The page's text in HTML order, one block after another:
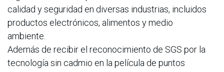
calidad y seguridad en diversas industrias, incluidos
productos electrónicos, alimentos y medio
ambiente.
Además de recibir el reconocimiento de SGS por la
tecnología sin cadmio en la película de puntos